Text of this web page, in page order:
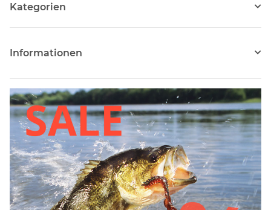
Kategorien
Informationen